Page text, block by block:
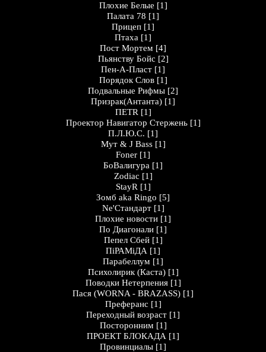
Плохие Белые [1]
Палата 78 [1]
Прицеп [1]
Птаха [1]
Пост Мортем [4]
Пьянству Бойс [2]
Пен-А-Пласт [1]
Порядок Слов [1]
Подвальные Рифмы [2]
Призрак(Антанта) [1]
ПЕТR [1]
Проектор Навигатор Стержень [1]
П.Л.Ю.С. [1]
Мут & J Bass [1]
Foner [1]
БоВалигура [1]
Zodiac [1]
StayR [1]
Зомб aka Ringo [5]
Ne'Стандарт [1]
Плохие новости [1]
По Диагонали [1]
Пепел Сбей [1]
ПіРАМіДА [1]
Парабеллум [1]
Психолирик (Каста) [1]
Поводки Нетерпения [1]
Пася (WORNA - BRAZASS) [1]
Преферанс [1]
Переходный возраст [1]
Посторонним [1]
ПРОЕКТ БЛОКАДА [1]
Провинциалы [1]